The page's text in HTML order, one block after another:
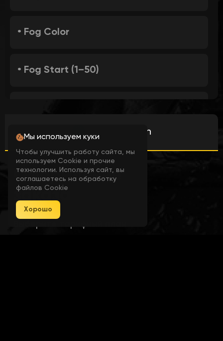
• Fog Color
• Fog Start (1–50)
• Atmosphere Thickness
• Exposure
Global region
Оформление
заказа
Мы используем куки
Чтобы улучшить работу сайта, мы
используем Cookie и прочие
технологии. Используя сайт, вы
соглашаетесь на обработку
файлов Cookie
Хорошо